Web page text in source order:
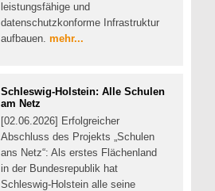
leistungsfähige und
datenschutzkonforme Infrastruktur
aufbauen. mehr...
Schleswig-Holstein: Alle Schulen
am Netz
[02.06.2026] Erfolgreicher
Abschluss des Projekts „Schulen
ans Netz“: Als erstes Flächenland
in der Bundesrepublik hat
Schleswig-Holstein alle seine